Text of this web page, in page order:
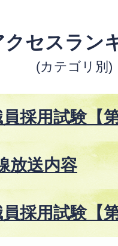
クセスラン
(カテゴリ別)
採用試験【
放送内容
採用試験【